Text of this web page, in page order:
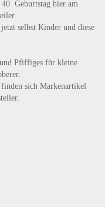
Geburtstag hier am
selbst Kinder und diese
und Pfiffigesfür kleine
sich Markenartikel